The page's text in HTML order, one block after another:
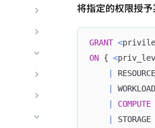
将指定的权限授
GRANT <
ON { <
RESOURCE
WORKLOAD
COMPUTE